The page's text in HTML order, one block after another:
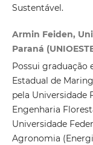
Sustentável.
Armin Feiden,
Paraná
Possui graduação
Estadual de
pela Universidade
Engenharia
Universidade
Agronomia